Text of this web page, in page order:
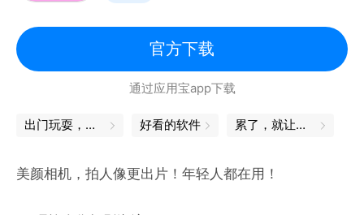
项目巡检、物资采购、材料验收、劳务用工等工程专属
模板
＊自定义水印：
改颜色、添加图片logo等
官方下载
通过应用宝app下载
出门玩耍，这些App帮你省心 好看的软件 累了，就让身体出去放松一下
美颜相机，拍人像更出片！年轻人都在用！